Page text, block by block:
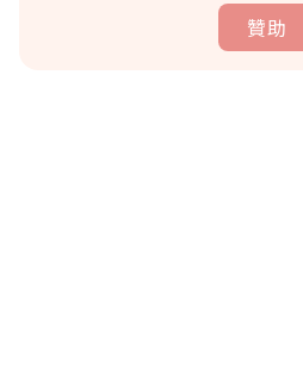
贊助